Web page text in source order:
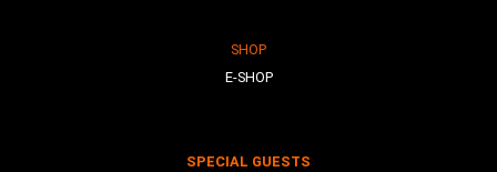
SHOP
E-SHOP
SPECIAL GUESTS